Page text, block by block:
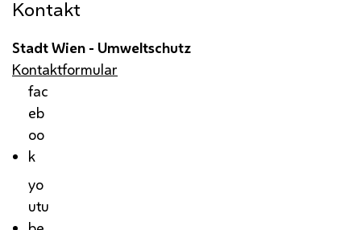
Kontakt
Stadt Wien - Umweltschutz
Kontaktformular
fac
eb
oo
k
yo
utu